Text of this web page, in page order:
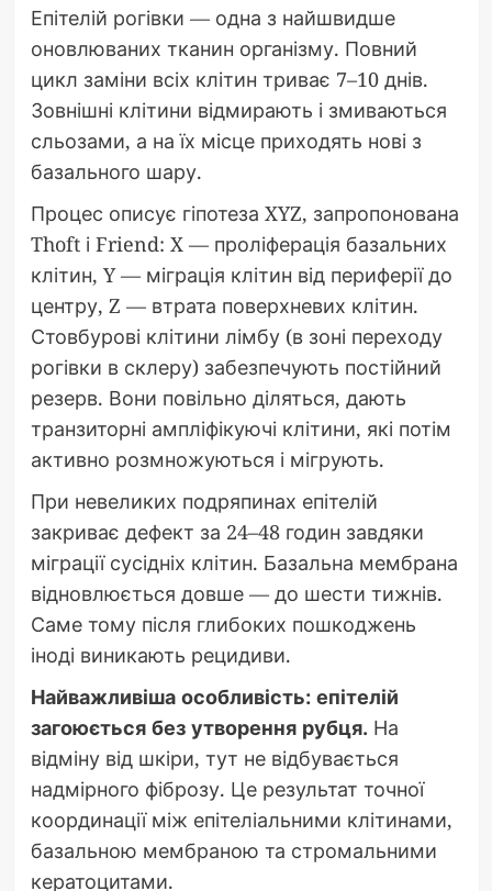
Епітелій рогівки — одна з найшвидше
оновлюваних тканин організму. Повний
цикл заміни всіх клітин триває 7–10 днів.
Зовнішні клітини відмирають і змиваються
сльозами, а на їх місце приходять нові з
базального шару.
Процес описує гіпотеза XYZ, запропонована
Thoft і Friend: X — проліферація базальних
клітин, Y — міграція клітин від периферії до
центру, Z — втрата поверхневих клітин.
Стовбурові клітини лімбу (в зоні переходу
рогівки в склеру) забезпечують постійний
резерв. Вони повільно діляться, дають
транзиторні ампліфікуючі клітини, які потім
активно розмножуються і мігрують.
При невеликих подряпинах епітелій
закриває дефект за 24–48 годин завдяки
міграції сусідніх клітин. Базальна мембрана
відновлюється довше — до шести тижнів.
Саме тому після глибоких пошкоджень
іноді виникають рецидиви.
Найважливіша особливість: епітелій
загоюється без утворення рубця. На
відміну від шкіри, тут не відбувається
надмірного фіброзу. Це результат точної
координації між епітеліальними клітинами,
базальною мембраною та стромальними
кератоцитами.